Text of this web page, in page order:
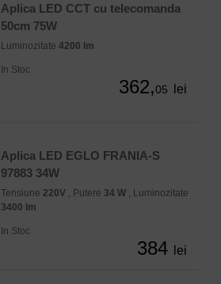
Aplica LED CCT cu telecomanda
50cm 75W
Luminozitate 4200 lm
In Stoc
362,05 lei
Aplica LED EGLO FRANIA-S
97883 34W
Tensiune 220V , Putere 34 W , Luminozitate
3400 lm
In Stoc
384 lei